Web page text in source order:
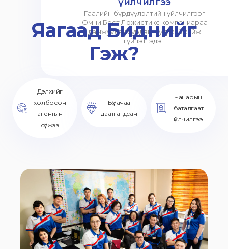
Гаалийн бүрдүүлэлтийн үйлчилгээг
Омни Бест Ложистикс компаниараа
дамжуулан хурдан шуурхай хийж
гүйцэтгэдэг.
Яагаад Биднийг
Гэж?
Дэлхийг
холбосон
агентын
сүлжээ
Бүх ачаа
даатгагдсан
Чанарын
баталгаат
үйлчилгээ